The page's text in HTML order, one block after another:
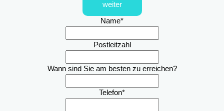
weiter
Name*
Postleitzahl
Wann sind Sie am besten zu erreichen?
Telefon*